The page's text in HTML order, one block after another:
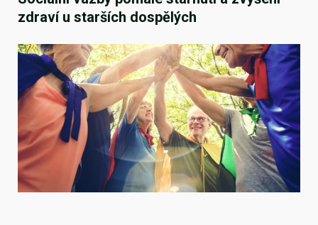
zdraví u starších dospělých